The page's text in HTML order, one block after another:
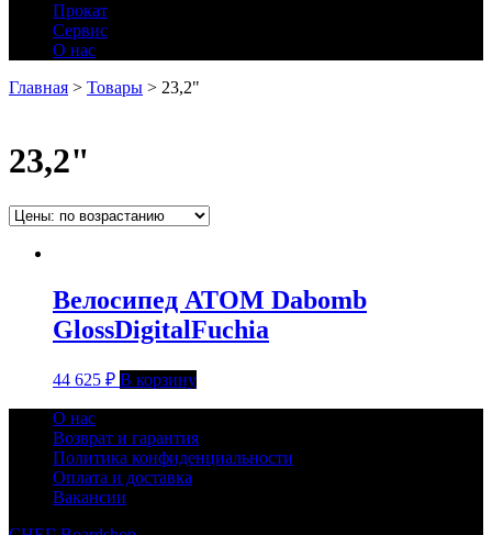
Прокат
Сервис
О нас
Главная > Товары > 23,2"
23,2"
Велосипед ATOM Dabomb
GlossDigitalFuchia
44 625 ₽ В корзину
О нас
Возврат и гарантия
Политика конфиденциальности
Оплата и доставка
Вакансии